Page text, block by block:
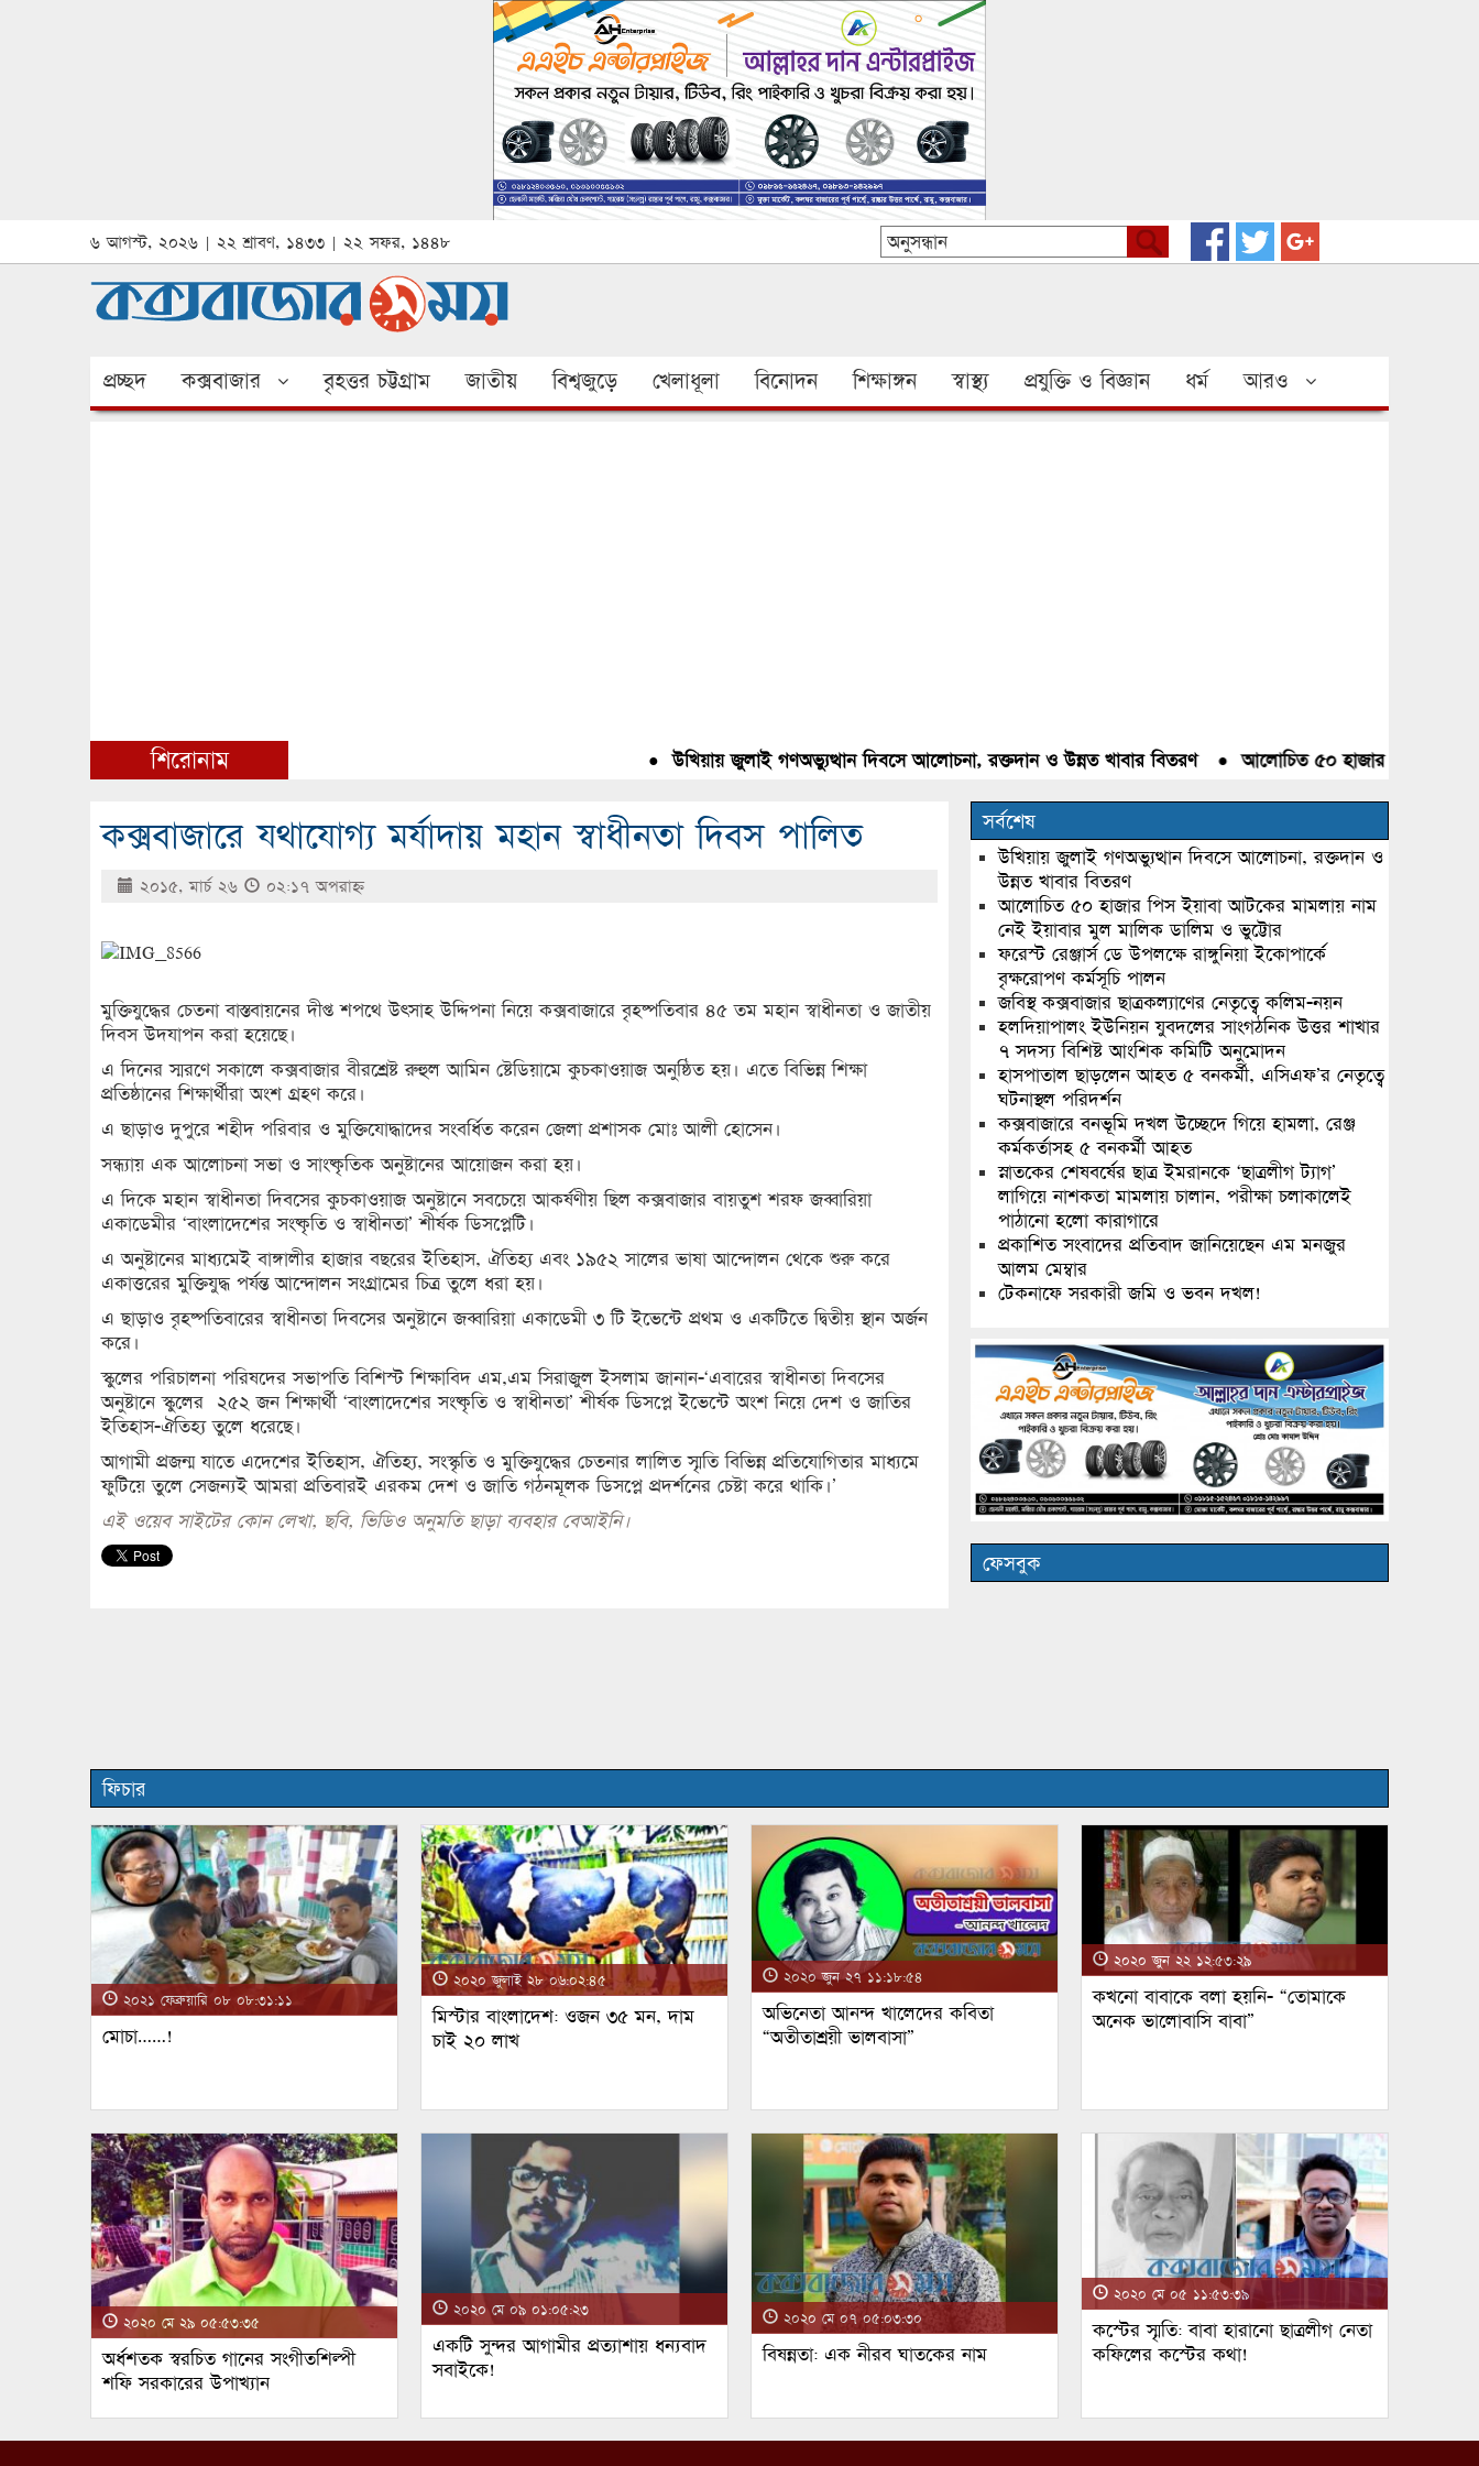
৬ আগস্ট, ২০২৬ | ২২ শ্রাবণ, ১৪৩৩ | ২২ সফর, ১৪৪৮
প্রচ্ছদ কক্সবাজার বৃহত্তর চট্টগ্রাম জাতীয় বিশ্বজুড়ে খেলাধূলা বিনোদন শিক্ষাঙ্গন স্বাস্থ্য প্রযুক্তি ও বিজ্ঞান ধর্ম আরও
শিরোনাম উখিয়ায় জুলাই গণঅভ্যুত্থান দিবসে আলোচনা, রক্তদান ও উন্নত খাবার বিতরণ● আলোচিত ৫০ হাজার পিস ইয়াবা
কক্সবাজারে যথাযোগ্য মর্যাদায় মহান স্বাধীনতা দিবস পালিত
২০১৫, মার্চ ২৬ ০২:১৭ অপরাহ্ণ
মুক্তিযুদ্ধের চেতনা বাস্তবায়নের দীপ্ত শপথে উৎসাহ উদ্দিপনা নিয়ে কক্সবাজারে বৃহষ্পতিবার ৪৫ তম মহান স্বাধীনতা ও জাতীয়
দিবস উদযাপন করা হয়েছে।
এ দিনের স্মরণে সকালে কক্সবাজার বীরশ্রেষ্ট রুহুল আমিন ষ্টেডিয়ামে কুচকাওয়াজ অনুষ্ঠিত হয়। এতে বিভিন্ন শিক্ষা
প্রতিষ্ঠানের শিক্ষার্থীরা অংশ গ্রহণ করে।
এ ছাড়াও দুপুরে শহীদ পরিবার ও মুক্তিযোদ্ধাদের সংবর্ধিত করেন জেলা প্রশাসক মোঃ আলী হোসেন।
সন্ধ্যায় এক আলোচনা সভা ও সাংষ্কৃতিক অনুষ্টানের আয়োজন করা হয়।
এ দিকে মহান স্বাধীনতা দিবসের কুচকাওয়াজ অনুষ্টানে সবচেয়ে আকর্ষণীয় ছিল কক্সবাজার বায়তুশ শরফ জব্বারিয়া
একাডেমীর ‘বাংলাদেশের সংষ্কৃতি ও স্বাধীনতা’ শীর্ষক ডিসপ্লেটি।
এ অনুষ্টানের মাধ্যমেই বাঙ্গালীর হাজার বছরের ইতিহাস, ঐতিহ্য এবং ১৯৫২ সালের ভাষা আন্দোলন থেকে শুরু করে
একাত্তরের মুক্তিযুদ্ধ পর্যন্ত আন্দোলন সংগ্রামের চিত্র তুলে ধরা হয়।
এ ছাড়াও বৃহষ্পতিবারের স্বাধীনতা দিবসের অনুষ্টানে জব্বারিয়া একাডেমী ৩ টি ইভেন্টে প্রথম ও একটিতে দ্বিতীয় স্থান অর্জন
করে।
স্কুলের পরিচালনা পরিষদের সভাপতি বিশিস্ট শিক্ষাবিদ এম,এম সিরাজুল ইসলাম জানান-‘এবারের স্বাধীনতা দিবসের
অনুষ্টানে স্কুলের ২৫২ জন শিক্ষার্থী ‘বাংলাদেশের সংষ্কৃতি ও স্বাধীনতা’ শীর্ষক ডিসপ্লে ইভেন্টে অংশ নিয়ে দেশ ও জাতির
ইতিহাস-ঐতিহ্য তুলে ধরেছে।
আগামী প্রজন্ম যাতে এদেশের ইতিহাস, ঐতিহ্য, সংস্কৃতি ও মুক্তিযুদ্ধের চেতনার লালিত স্মৃতি বিভিন্ন প্রতিযোগিতার মাধ্যমে
ফুটিয়ে তুলে সেজন্যই আমরা প্রতিবারই এরকম দেশ ও জাতি গঠনমূলক ডিসপ্লে প্রদর্শনের চেষ্টা করে থাকি।’
এই ওয়েব সাইটের কোন লেখা, ছবি, ভিডিও অনুমতি ছাড়া ব্যবহার বেআইনি।
সর্বশেষ
উখিয়ায় জুলাই গণঅভ্যুত্থান দিবসে আলোচনা, রক্তদান ও
উন্নত খাবার বিতরণ
আলোচিত ৫০ হাজার পিস ইয়াবা আটকের মামলায় নাম
নেই ইয়াবার মুল মালিক ডালিম ও ভুট্টোর
ফরেস্ট রেঞ্জার্স ডে উপলক্ষে রাঙ্গুনিয়া ইকোপার্কে
বৃক্ষরোপণ কর্মসূচি পালন
জবিস্থ কক্সবাজার ছাত্রকল্যাণের নেতৃত্বে কলিম-নয়ন
হলদিয়াপালং ইউনিয়ন যুবদলের সাংগঠনিক উত্তর শাখার
৭ সদস্য বিশিষ্ট আংশিক কমিটি অনুমোদন
হাসপাতাল ছাড়লেন আহত ৫ বনকর্মী, এসিএফ’র নেতৃত্বে
ঘটনাস্থল পরিদর্শন
কক্সবাজারে বনভূমি দখল উচ্ছেদে গিয়ে হামলা, রেঞ্জ
কর্মকর্তাসহ ৫ বনকর্মী আহত
স্নাতকের শেষবর্ষের ছাত্র ইমরানকে ‘ছাত্রলীগ ট্যাগ’
লাগিয়ে নাশকতা মামলায় চালান, পরীক্ষা চলাকালেই
পাঠানো হলো কারাগারে
প্রকাশিত সংবাদের প্রতিবাদ জানিয়েছেন এম মনজুর
আলম মেম্বার
টেকনাফে সরকারী জমি ও ভবন দখল!
ফেসবুক
ফিচার
২০২১ ফেব্রুয়ারি ০৮ ০৮:৩১:১১
মোচা……!
২০২০ জুলাই ২৮ ০৬:০২:৪৫
মিস্টার বাংলাদেশ: ওজন ৩৫ মন, দাম
চাই ২০ লাখ
২০২০ জুন ২৭ ১১:১৮:৫৪
অভিনেতা আনন্দ খালেদের কবিতা
“অতীতাশ্রয়ী ভালবাসা”
২০২০ জুন ২২ ১২:৫৩:২৯
কখনো বাবাকে বলা হয়নি- “তোমাকে
অনেক ভালোবাসি বাবা”
২০২০ মে ২৯ ০৫:৫৩:৩৫
অর্ধশতক স্বরচিত গানের সংগীতশিল্পী
শফি সরকারের উপাখ্যান
২০২০ মে ০৯ ০১:০৫:২৩
একটি সুন্দর আগামীর প্রত্যাশায় ধন্যবাদ
সবাইকে!
২০২০ মে ০৭ ০৫:০৩:৩০
বিষন্নতা: এক নীরব ঘাতকের নাম
২০২০ মে ০৫ ১১:৫৩:৩৯
কস্টের স্মৃতি: বাবা হারানো ছাত্রলীগ নেতা
কফিলের কস্টের কথা!